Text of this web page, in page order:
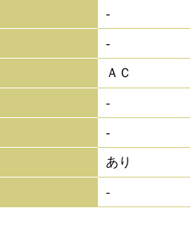
-
-
ＡＣ
-
-
あり
-